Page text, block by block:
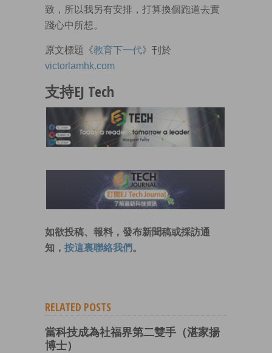
致，所以我另有安排，打算換個跑道去實
踐心中所想。
原文標題《教育下一代》刊於
victorlamhk.com
支持EJ Tech
如欲投稿、報料，發布新聞稿或採訪通
知， 按這裏聯絡我們 。
RELATED POSTS
當科技成為社福界第二雙手（湛家揚
博士）